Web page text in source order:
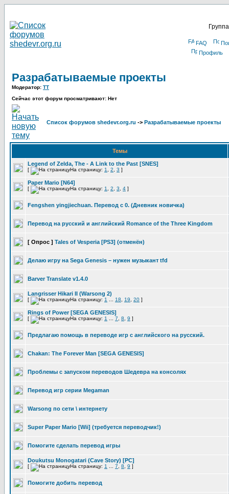
FAQ
Профиль
Разрабатываемые проекты
Модератор: TT
Сейчас этот форум просматривают: Нет
Список форумов shedevr.org.ru -> Разрабатываемые проекты
Темы
Legend of Zelda, The - A Link to the Past [SNES]
[ На страницу: 1 2 3 ]
Paper Mario [N64]
[ На страницу: 1 2 3 4 ]
Fengshen yingjiechuan. Перевод с 0. (Дневник новичка)
Перевод на русский и английский Romance of the Three Kingdom
[ Опрос ] Tales of Vesperia [PS3] (отменён)
Делаю игру на Sega Genesis – нужен музыкант tfd
Barver Translate v1.4.0
Langrisser Hikari II (Warsong 2)
[ На страницу: 1 18 19 20 ]
Rings of Power [SEGA GENESIS]
[ На страницу: 1 7 8 9 ]
Предлагаю помощь в переводе игр с английского на русский.
Chakan: The Forever Man [SEGA GENESIS]
Проблемы с запуском переводов Шедевра на консолях
Перевод игр серии Megaman
Warsong по сети \ интернету
Super Paper Mario [Wii] (требуется переводчик!)
Помогите сделать перевод игры
Doukutsu Monogatari (Cave Story) [PC]
[ На страницу: 1 7 8 9 ]
Помогите добить перевод